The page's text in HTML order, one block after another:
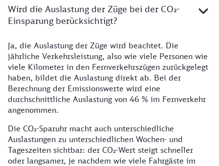
Wird die Auslastung der Züge bei der CO₂-
Einsparung berücksichtigt?
Ja, die Auslastung der Züge wird beachtet. Die
jährliche Verkehrsleistung, also wie viele Personen wie
viele Kilometer in den Fernverkehrszügen zurückgelegt
haben, bildet die Auslastung direkt ab. Bei der
Berechnung der Emissionswerte wird eine
durchschnittliche Auslastung von 46 % im Fernverkehr
angenommen.
Die CO₂-Sparuhr macht auch unterschiedliche
Auslastungen zu unterschiedlichen Wochen- und
Tageszeiten sichtbar: der CO₂-Wert steigt schneller
oder langsamer, je nachdem wie viele Fahrgäste im